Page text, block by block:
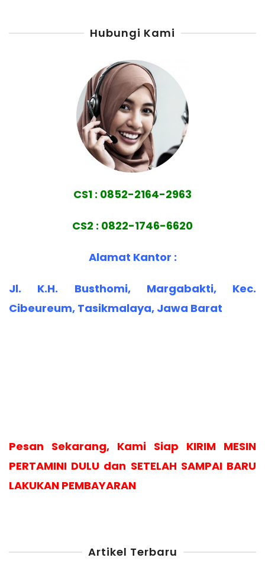
Hubungi Kami
CS1 : 0852-2164-2963
CS2 : 0822-1746-6620
Alamat Kantor :
Jl. K.H. Busthomi, Margabakti, Kec.
Cibeureum, Tasikmalaya, Jawa Barat
Pesan Sekarang, Kami Siap KIRIM MESIN
PERTAMINI DULU dan SETELAH SAMPAI BARU
LAKUKAN PEMBAYARAN
Artikel Terbaru